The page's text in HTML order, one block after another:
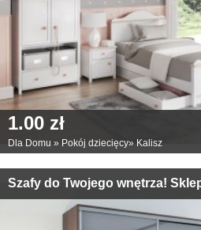
1.00 zł
Dla Domu » Pokój dziecięcy» Kalisz
Szafy do Twojego wnętrza!